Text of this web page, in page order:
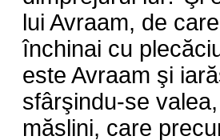
lui Avraam, de
închinai cu
este Avraam şi
sfârşindu-se
măslini, care